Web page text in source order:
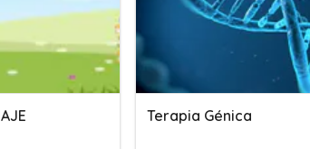
Terapia Génica